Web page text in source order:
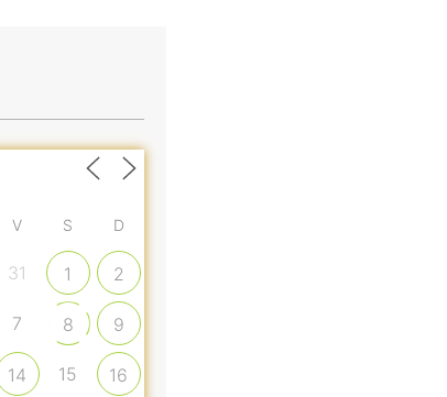
V S D
31 1 2
7 8 9
14 15 16